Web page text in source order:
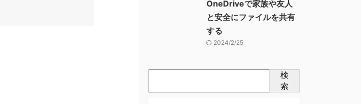
OneDriveで家族や友人
と安全にファイルを共有
する
2024/2/25
検
索